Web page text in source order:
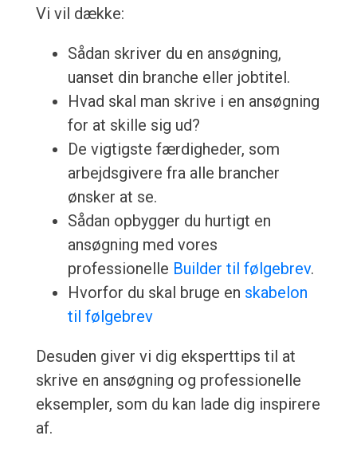
Vi vil dække:
Sådan skriver du en ansøgning,
uanset din branche eller jobtitel.
Hvad skal man skrive i en ansøgning
for at skille sig ud?
De vigtigste færdigheder, som
arbejdsgivere fra alle brancher
ønsker at se.
Sådan opbygger du hurtigt en
ansøgning med vores
professionelle Builder til følgebrev.
Hvorfor du skal bruge en skabelon
til følgebrev
Desuden giver vi dig eksperttips til at
skrive en ansøgning og professionelle
eksempler, som du kan lade dig inspirere
af.